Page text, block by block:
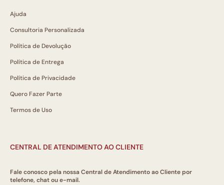
Ajuda
Consultoria Personalizada
Política de Devolução
Política de Entrega
Política de Privacidade
Quero Fazer Parte
Termos de Uso
CENTRAL DE ATENDIMENTO AO CLIENTE
Fale conosco pela nossa Central de Atendimento ao Cliente por
telefone, chat ou e-mail.